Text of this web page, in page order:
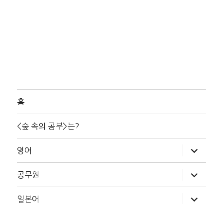
홈
<숲 속의 공부>는?
영어
위
메
확
장
공무원
위
메
일본어